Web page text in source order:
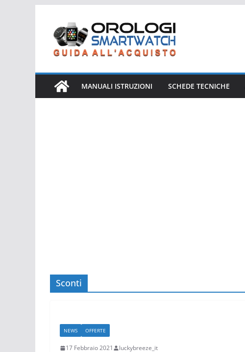
contenuto
MANUALI ISTRUZIONI SCHEDE TECNICHE
Sconti
NEWS OFFERTE
17 Febbraio 2021 luckybreeze_it